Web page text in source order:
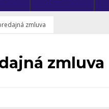
zmluva
zmluva